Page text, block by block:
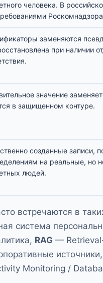
человека. В
заменяются
при наличии
значение
в защищенном контуре.
созданные записи,
на реальные, но
людей.
встречаются в
система
RAG —
источники,
Monitoring /